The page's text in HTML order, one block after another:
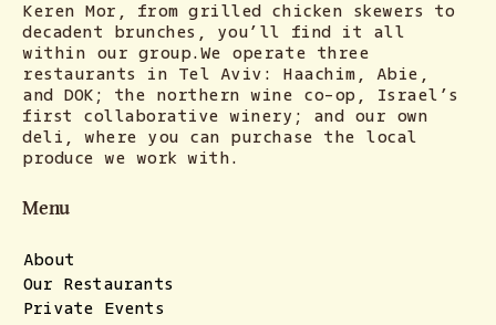
Keren Mor, from grilled chicken skewers to
decadent brunches, you’ll find it all
within our group.We operate three
restaurants in Tel Aviv: Haachim, Abie,
and DOK; the northern wine co-op, Israel’s
first collaborative winery; and our own
deli, where you can purchase the local
produce we work with.
Menu
About
Our Restaurants
Private Events